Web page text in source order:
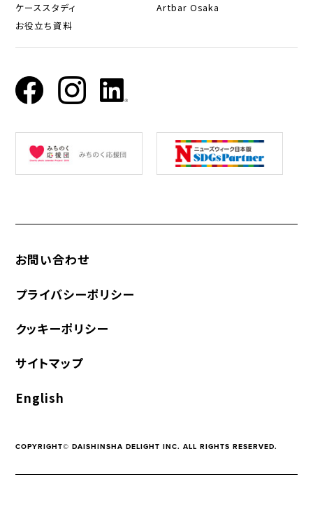
ケーススタディ
お役立ち資料
Artbar Osaka
お問い合わせ
プライバシーポリシー
クッキーポリシー
サイトマップ
English
COPYRIGHT© DAISHINSHA DELIGHT INC. ALL RIGHTS RESERVED.